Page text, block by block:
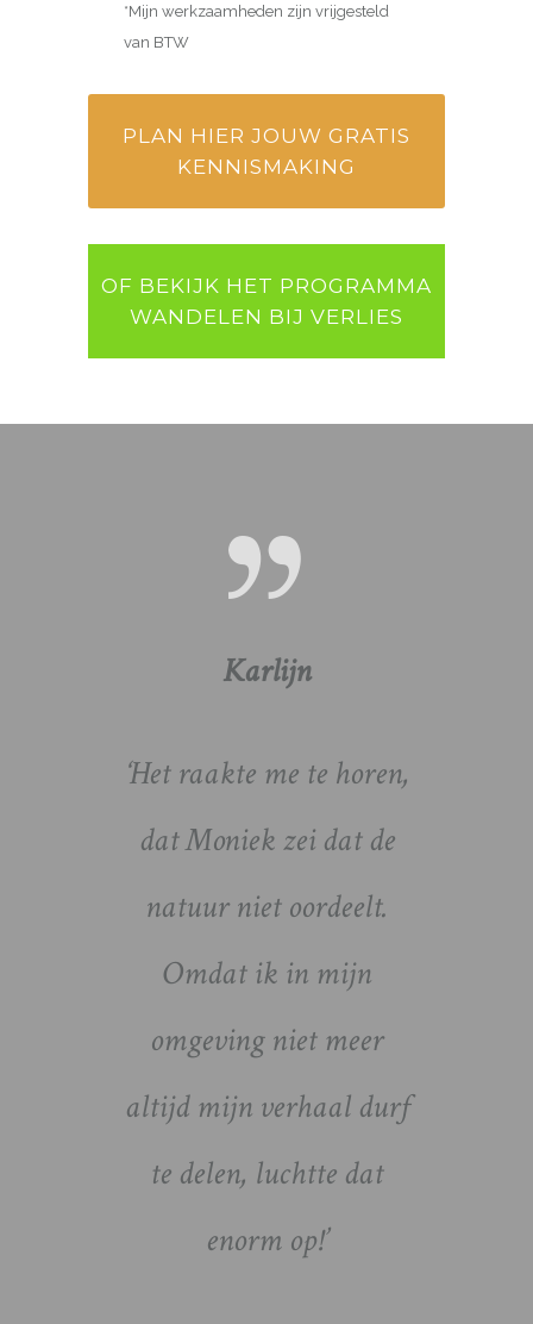
*Mijn werkzaamheden zijn vrijgesteld
van BTW
PLAN HIER JOUW GRATIS
KENNISMAKING
OF BEKIJK HET PROGRAMMA
WANDELEN BIJ VERLIES
Karlijn
‘Het raakte me te horen,
dat Moniek zei dat de
natuur niet oordeelt.
Omdat ik in mijn
omgeving niet meer
altijd mijn verhaal durf
te delen, luchtte dat
enorm op!’